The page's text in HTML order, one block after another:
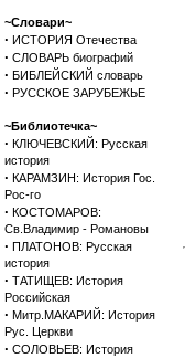
~Словари~
· ИСТОРИЯ Отечества
· СЛОВАРЬ биографий
· БИБЛЕЙСКИЙ словарь
· РУССКОЕ ЗАРУБЕЖЬЕ
~Библиотечка~
· КЛЮЧЕВСКИЙ: Русская
история
· КАРАМЗИН: История Гос.
Рос-го
· КОСТОМАРОВ:
Св.Владимир - Романовы
· ПЛАТОНОВ: Русская
история
· ТАТИЩЕВ: История
Российская
· Митр.МАКАРИЙ: История
Рус. Церкви
· СОЛОВЬЕВ: История